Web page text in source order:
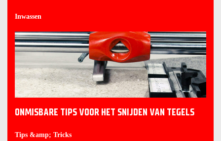
Inwassen
ONMISBARE TIPS VOOR HET SNIJDEN VAN TEGELS
Tips &amp; Tricks